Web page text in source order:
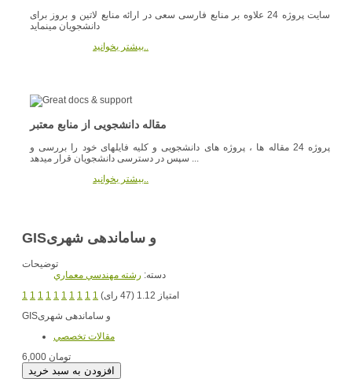
سایت پروژه 24 علاوه بر منابع فارسی سعی در ارائه منابع لاتین و بروز برای
دانشجویان مینماید
بیشتر بخوانید..
مقاله دانشجویی از منابع معتبر
پروژه 24 مقاله ها ، پروژه های دانشجویی و کلیه فایلهای خود را بررسی و
سپس در دسترسی دانشجویان قرار میدهد ...
بیشتر بخوانید..
GISو ساماندهی شهری
توضیحات
دسته: رشته مهندسي معماري
1 1 1 1 1 1 1 1 1 1
امتیاز 1.12 (47 رای)
GISو ساماندهی شهری
مقالات تخصصي
6,000 تومان